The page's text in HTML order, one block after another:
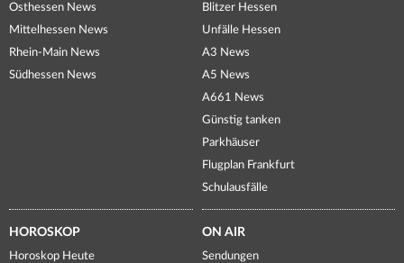
Osthessen News
Mittelhessen News
Rhein-Main News
Südhessen News
Blitzer Hessen
Unfälle Hessen
A3 News
A5 News
A661 News
Günstig tanken
Parkhäuser
Flugplan Frankfurt
Schulausfälle
HOROSKOP
Horoskop Heute
ON AIR
Sendungen